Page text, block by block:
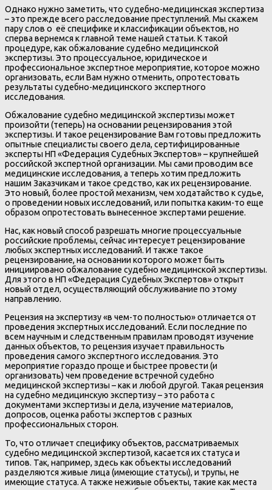
Однако нужно заметить, что судебно-медицинская экспертиза
– это прежде всего расследование преступлений. Мы скажем
пару слов о её специфике и классификации объектов, но
сперва вернемся к главной теме нашей статьи. К такой
процедуре, как обжалование судебно медицинской
экспертизы. Это процессуальное, юридическое и
профессиональное экспертное мероприятие, которое можно
организовать, если Вам нужно отменить, опротестовать
результаты судебно-медицинского экспертного
исследования.
Обжалование судебно медицинской экспертизы может
произойти (теперь) на основании рецензирования этой
экспертизы. И такое рецензирование Вам готовы предложить
опытные специалисты своего дела, сертифицированные
эксперты НП «Федерация Судебных Экспертов» – крупнейшей
российской экспертной организации. Мы сами проводим все
медицинские исследования, а теперь хотим предложить
нашим Заказчикам и такое средство, как их рецензирование.
Это новый, более простой механизм, чем ходатайство к судье,
о проведении новых исследований, или попытка каким-то еще
образом опротестовать вынесенное экспертами решение.
Нас, как новый способ разрешать многие процессуальные
российские проблемы, сейчас интересует рецензирование
любых экспертных исследований. И также такое
рецензирование, на основании которого может быть
инициировано обжалование судебно медицинской экспертизы.
Для этого в НП «Федерация Судебных Экспертов» открыт
новый отдел, осуществляющий обслуживание по этому
направлению.
Рецензия на экспертизу «в чем-то полностью» отличается от
проведения экспертных исследований. Если последние по
всем научным и следственным правилам проводят изучение
данных объектов, то рецензия изучает правильность
проведения самого экспертного исследования. Это
мероприятие гораздо проще и быстрее провести (и
организовать) чем проведение встречной судебно
медицинской экспертизы – как и любой другой. Такая рецензия
на судебно медицинскую экспертизу – это работа с
документами экспертизы и дела, изучение материалов,
допросов, оценка работы экспертов с разных
профессиональных сторон.
То, что отличает специфику объектов, рассматриваемых
судебно медицинской экспертизой, касается их статуса и
типов. Так, например, здесь как объекты исследований
разделяются живые лица (имеющие статусы), и трупы, не
имеющие статуса. А также неживые объекты, такие как места